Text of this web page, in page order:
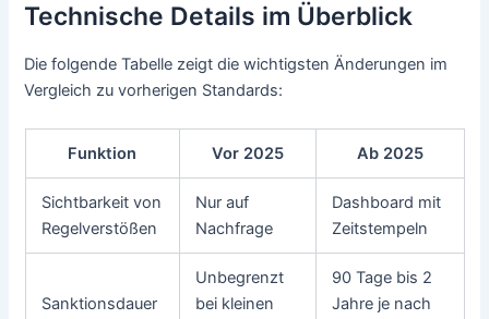
Technische Details im Überblick
Die folgende Tabelle zeigt die wichtigsten Änderungen im
Vergleich zu vorherigen Standards:
Funktion Vor 2025 Ab 2025
Sichtbarkeit von
Regelverstößen
Nur auf
Nachfrage
Dashboard mit
Zeitstempeln
Sanktionsdauer
Unbegrenzt
bei kleinen
90 Tage bis 2
Jahre je nach